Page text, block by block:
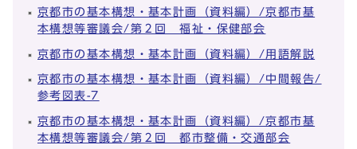
京都市の基本構想・基本計画（資料編）/京都市基
本構想等審議会/第２回 福祉・保健部会
京都市の基本構想・基本計画（資料編）/用語解説
京都市の基本構想・基本計画（資料編）/中間報告/
参考図表-7
京都市の基本構想・基本計画（資料編）/京都市基
本構想等審議会/第２回 都市整備・交通部会